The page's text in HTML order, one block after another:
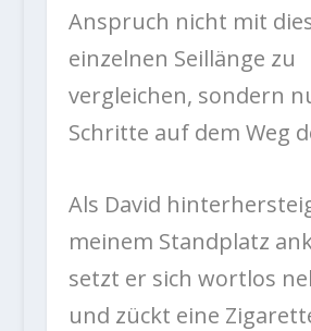
Anspruch nicht mit
einzelnen Seillänge zu
vergleichen, sondern
Schritte auf dem Weg
Als David
meinem Standplatz
setzt er sich wortlos
und zückt eine